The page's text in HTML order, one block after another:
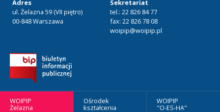
Adres
ul. Żelazna 59 (VII piętro)
00-848 Warszawa
Sekretariat
tel.: 22 826 84 77
fax: 22 826 78 08
woipip@woipip.pl
WOIPIP
Żelazna
Ośrodek
kształcenia
WOIPIP
"O-ES-HA"